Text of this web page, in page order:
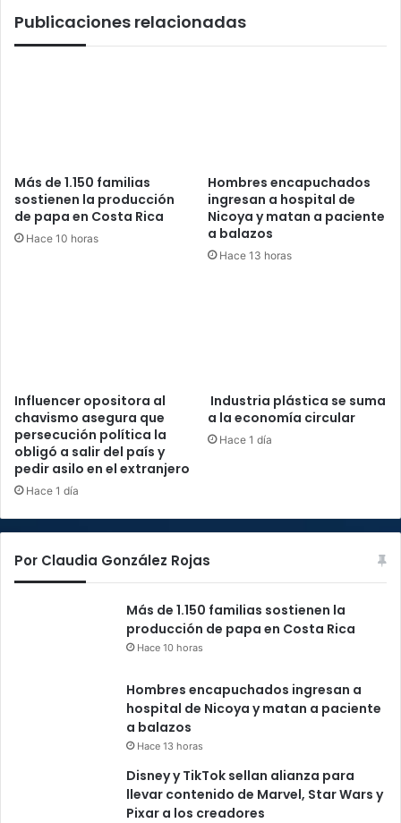
Publicaciones relacionadas
Más de 1.150 familias
sostienen la producción
de papa en Costa Rica
Hace 10 horas
Hombres encapuchados
ingresan a hospital de
Nicoya y matan a paciente
a balazos
Hace 13 horas
Influencer opositora al
chavismo asegura que
persecución política la
obligó a salir del país y
pedir asilo en el extranjero
Hace 1 día
Industria plástica se suma
a la economía circular
Hace 1 día
Por Claudia González Rojas
Más de 1.150 familias sostienen la
producción de papa en Costa Rica
Hace 10 horas
Hombres encapuchados ingresan a
hospital de Nicoya y matan a paciente
a balazos
Hace 13 horas
Disney y TikTok sellan alianza para
llevar contenido de Marvel, Star Wars y
Pixar a los creadores